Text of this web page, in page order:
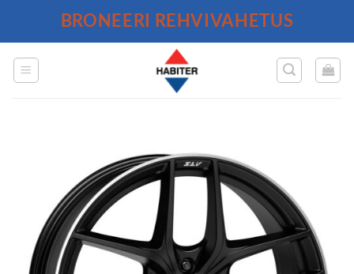
BRONEERI REHVIVAHETUS